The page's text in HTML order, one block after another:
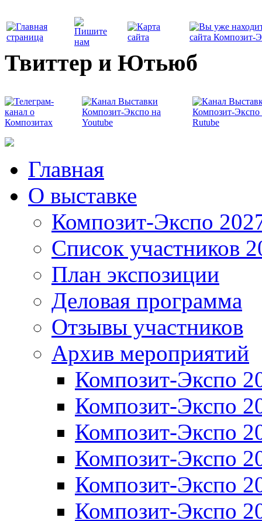
Твиттер и Ютьюб
Главная
О выставке
Композит-Экспо
Список участников
План экспозиции
Деловая программа
Отзывы участников
Архив мероприятий
Композит-Экспо
Композит-Экспо
Композит-Экспо
Композит-Экспо
Композит-Экспо
Композит-Экспо